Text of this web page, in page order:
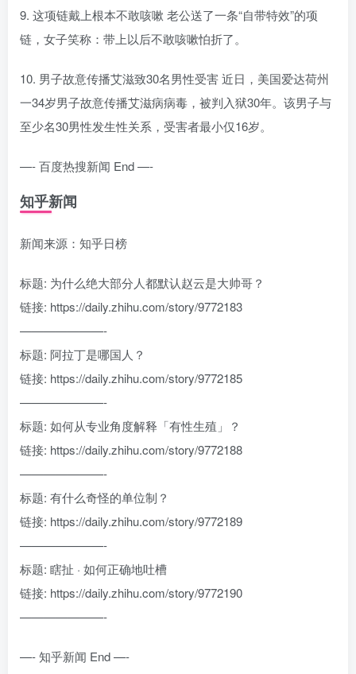
9. 这项链戴上根本不敢咳嗽 老公送了一条“自带特效”的项
链，女子笑称：带上以后不敢咳嗽怕折了。
10. 男子故意传播艾滋致30名男性受害 近日，美国爱达荷州
一34岁男子故意传播艾滋病病毒，被判入狱30年。该男子与
至少名30男性发生性关系，受害者最小仅16岁。
—- 百度热搜新闻 End —-
知乎新闻
新闻来源：知乎日榜
标题: 为什么绝大部分人都默认赵云是大帅哥？
链接: https://daily.zhihu.com/story/9772183
———————-
标题: 阿拉丁是哪国人？
链接: https://daily.zhihu.com/story/9772185
———————-
标题: 如何从专业角度解释「有性生殖」？
链接: https://daily.zhihu.com/story/9772188
———————-
标题: 有什么奇怪的单位制？
链接: https://daily.zhihu.com/story/9772189
———————-
标题: 瞎扯 · 如何正确地吐槽
链接: https://daily.zhihu.com/story/9772190
———————-
—- 知乎新闻 End —-